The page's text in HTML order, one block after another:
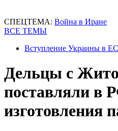
СПЕЦТЕМА: Война в Иране
ВСЕ ТЕМЫ
Вступление Украины в ЕС
Дельцы с
поставляли в
изготовления